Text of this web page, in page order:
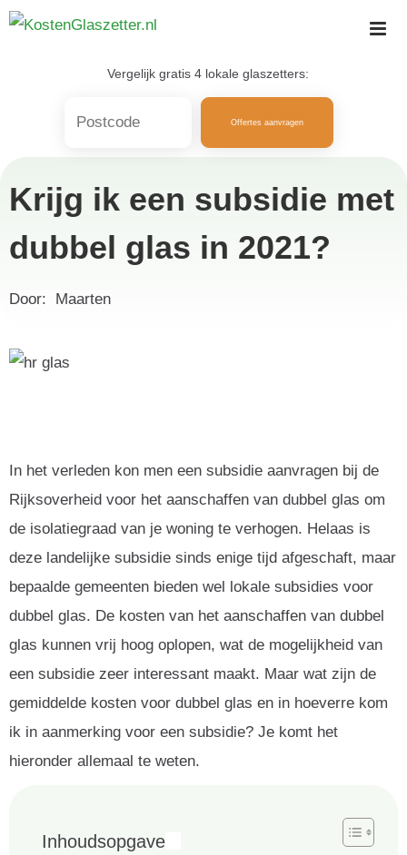
Skip
Vergelijk gratis 4 lokale glaszetters:
Offertes aanvragen
Krijg ik een subsidie met
dubbel glas in 2021?
Door: Maarten
In het verleden kon men een subsidie aanvragen bij de
Rijksoverheid voor het aanschaffen van dubbel glas om
de isolatiegraad van je woning te verhogen. Helaas is
deze landelijke subsidie sinds enige tijd afgeschaft, maar
bepaalde gemeenten bieden wel lokale subsidies voor
dubbel glas. De kosten van het aanschaffen van dubbel
glas kunnen vrij hoog oplopen, wat de mogelijkheid van
een subsidie zeer interessant maakt. Maar wat zijn de
gemiddelde kosten voor dubbel glas en in hoeverre kom
ik in aanmerking voor een subsidie? Je komt het
hieronder allemaal te weten.
Inhoudsopgave